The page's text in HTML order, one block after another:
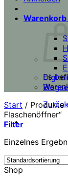
Es
Start / Produkte
Flaschenöffner“
Filter
Einzelnes
Shop